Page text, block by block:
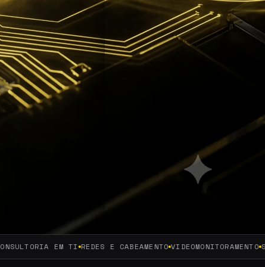
EM TI REDES E CABEAMENTO VIDEOMONITORAMENTO